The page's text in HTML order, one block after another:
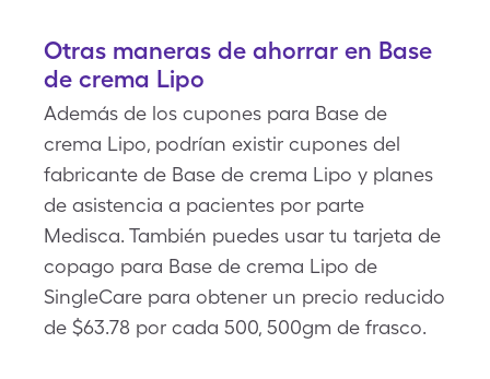
Otras maneras de ahorrar en Base
de crema Lipo
Además de los cupones para Base de
crema Lipo, podrían existir cupones del
fabricante de Base de crema Lipo y planes
de asistencia a pacientes por parte
Medisca. También puedes usar tu tarjeta de
copago para Base de crema Lipo de
SingleCare para obtener un precio reducido
de $63.78 por cada 500, 500gm de frasco.